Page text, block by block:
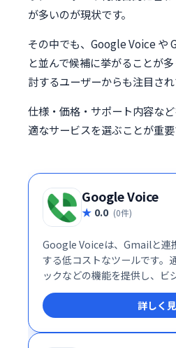
が多いのが現状です。
その中でも、Google Voice や
と並んで候補に挙がることが
討するユーザーからも注目され
仕様・価格・サポート内容な
適なサービスを選ぶことが重要
Google Voice
0.0 (0件)
Google Voiceは、Gmailと連
する低コストなツールです。
ックなどの機能を提供し、ビ
の通話管理をスマートにサポ
詳しく